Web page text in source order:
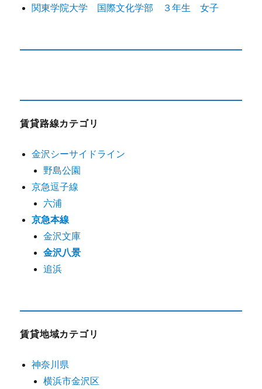
関東学院大学 国際文化学部 ３年生 女子
賃貸路線カテゴリ
金沢シーサイドライン
野島公園
京急逗子線
六浦
京急本線
金沢文庫
金沢八景
追浜
賃貸地域カテゴリ
神奈川県
横浜市金沢区